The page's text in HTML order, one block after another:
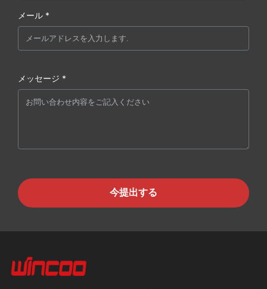
メール *
メッセージ *
今提出する